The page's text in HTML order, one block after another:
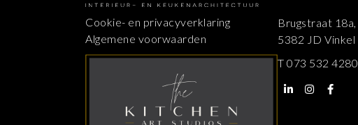
Cookie- en privacyverklaring
Algemene voorwaarden
Brugstraat 18a,
5382 JD Vinkel
T 073 532 4280